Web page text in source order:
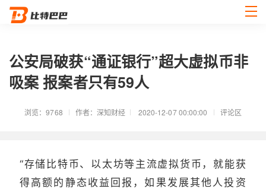
公安局破获“通证银行”超大虚拟币非
吸案 报案者只有59人
浏览：9768 作者：深知财经 2020-12-07 00:00:00 评论区
“存储比特币、以太坊等主流虚拟货币，就能获
得高额的静态收益回报，如果发展其他人投资